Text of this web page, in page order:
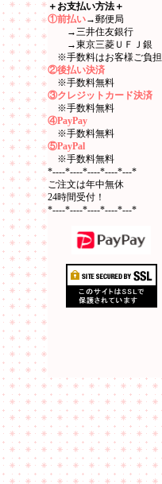
＋お支払い方法＋
①前払い→郵便局
→三井住友銀行
→東京三菱ＵＦＪ銀
※手数料はお客様ご負担
②後払い決済
※手数料無料
③クレジットカード決済
※手数料無料
④PayPay
※手数料無料
⑤PayPal
※手数料無料
*----*----*----*----*---*
ご注文は年中無休
24時間受付！
*----*----*----*----*---*